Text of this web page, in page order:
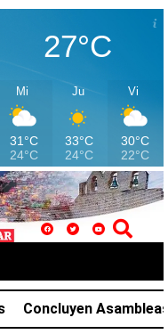
27°C
Mi
31°C
24°C
Ju
33°C
24°C
Vi
30°C
22°C
Concluyen Asambleas